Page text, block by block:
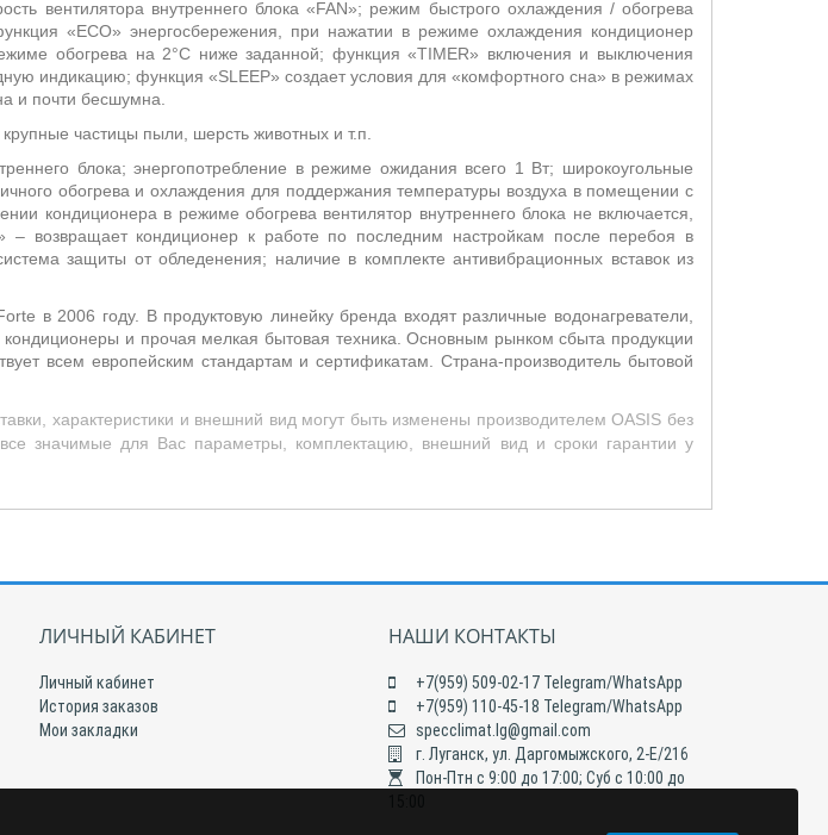
вентилятора внутреннего блока «FAN»; режим быстрого охлаждения / обогрева
«ECO» энергосбережения, при нажатии в режиме охлаждения кондиционер
обогрева на 2°С ниже заданной; функция «TIMER» включения и выключения
индикацию; функция «SLEEP» создает условия для «комфортного сна» в режимах
и почти бесшумна.
частицы пыли, шерсть животных и т.п.
блока; энергопотребление в режиме ожидания всего 1 Вт; широкоугольные
обогрева и охлаждения для поддержания температуры воздуха в помещении с
кондиционера в режиме обогрева вентилятор внутреннего блока не включается,
– возвращает кондиционер к работе по последним настройкам после перебоя в
защиты от обледенения; наличие в комплекте антивибрационных вставок из
в 2006 году. В продуктовую линейку бренда входят различные водонагреватели,
и прочая мелкая бытовая техника. Основным рынком сбыта продукции
всем европейским стандартам и сертификатам. Страна-производитель бытовой
характеристики и внешний вид могут быть изменены производителем OASIS без
значимые для Вас параметры, комплектацию, внешний вид и сроки гарантии у
ЛИЧНЫЙ КАБИНЕТ
Личный кабинет
История заказов
Мои закладки
НАШИ КОНТАКТЫ
+7(959) 509-02-17 Telegram/WhatsApp
+7(959) 110-45-18 Telegram/WhatsApp
specclimat.lg@gmail.com
г. Луганск, ул. Даргомыжского, 2-Е/216
Пон-Птн с 9:00 до 17:00; Суб с 10:00 до